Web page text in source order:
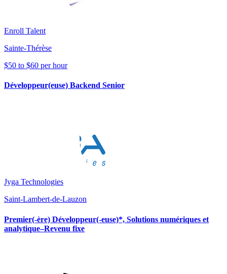
Enroll Talent
Sainte-Thérèse
$50 to $60 per hour
Développeur(euse) Backend Senior
Jyga Technologies
Saint-Lambert-de-Lauzon
Premier(-ère) Développeur(-euse)*, Solutions numériques et
analytique–Revenu fixe